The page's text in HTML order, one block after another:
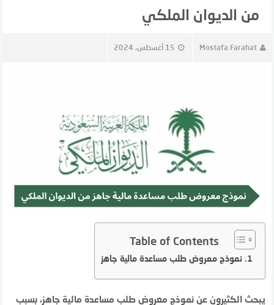
من الديوان الملكي
Mostafa Farahat 15 أغسطس، 2024
Table of Contents
نموذج معروض طلب مساعدة مالية جاهز
يبحث الكثيرون عن نموذج معروض طلب مساعدة مالية جاهز، بسبب